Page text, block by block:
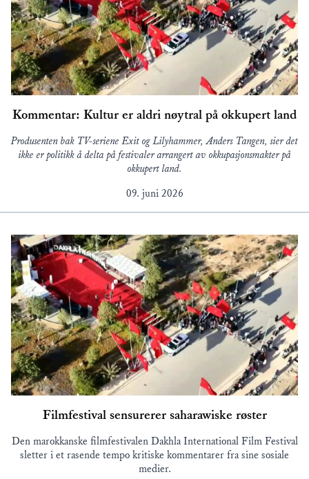
Kommentar: Kultur er aldri nøytral på okkupert land
Produsenten bak TV-seriene Exit og Lilyhammer, Anders Tangen, sier det
ikke er politikk å delta på festivaler arrangert av okkupasjonsmakter på
okkupert land.
09. juni 2026
Filmfestival sensurerer saharawiske røster
Den marokkanske filmfestivalen Dakhla International Film Festival
sletter i et rasende tempo kritiske kommentarer fra sine sosiale
medier.